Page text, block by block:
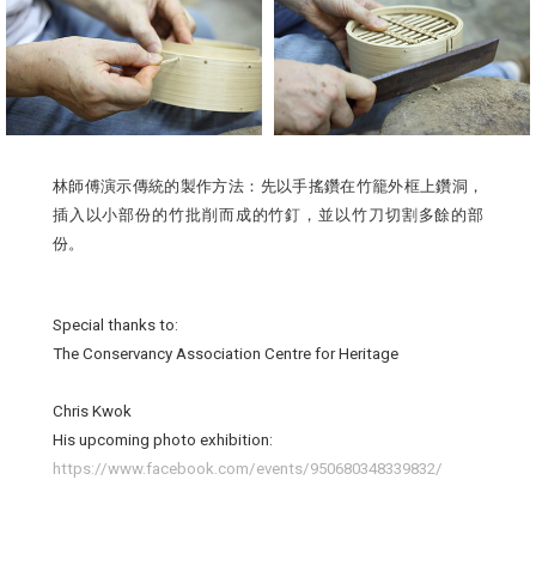
林師傅演示傳統的製作方法：先以手搖鑽在竹籠外框上鑽洞，
插入以小部份的竹批削而成的竹釘，並以竹刀切割多餘的部
份。
Special thanks to:
The Conservancy Association Centre for Heritage
Chris Kwok
His upcoming photo exhibition:
https://www.facebook.com/events/950680348339832/